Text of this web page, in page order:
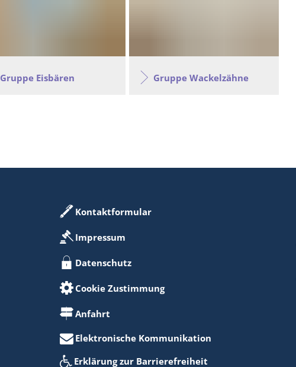
Gruppe Eisbären Gruppe Wackelzähne
Kontaktformular
Impressum
Datenschutz
Cookie Zustimmung
Anfahrt
Elektronische Kommunikation
Erklärung zur Barrierefreiheit